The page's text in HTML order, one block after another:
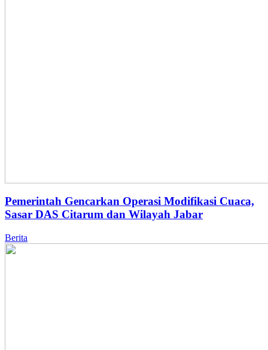
Pemerintah Gencarkan Operasi Modifikasi Cuaca,
Sasar DAS Citarum dan Wilayah Jabar
Berita